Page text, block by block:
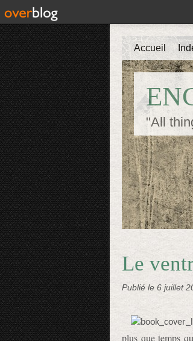
"All
Accueil
Le
Publié le 6 juillet
plus que temps